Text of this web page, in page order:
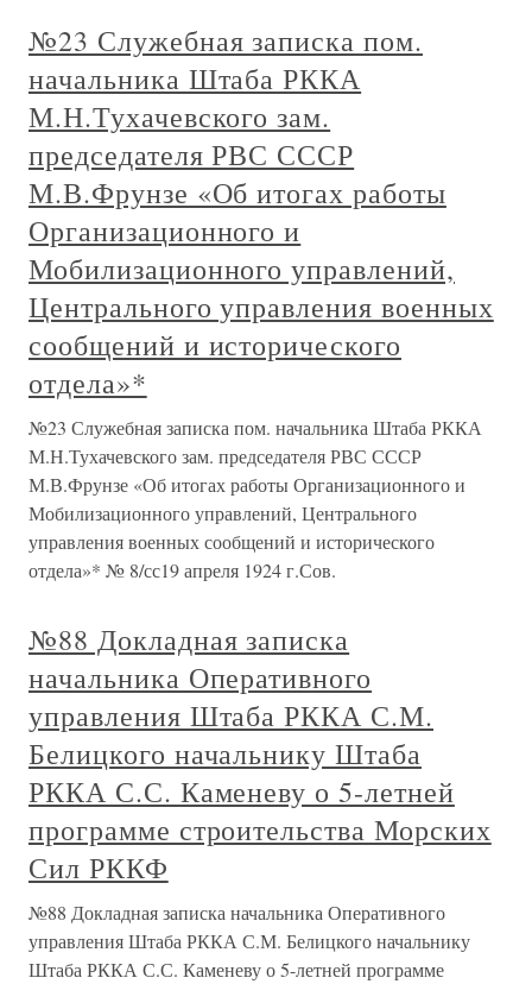
№23 Служебная записка пом.
начальника Штаба РККА
М.Н.Тухачевского зам.
председателя РВС СССР
М.В.Фрунзе «Об итогах работы
Организационного и
Мобилизационного управлений,
Центрального управления военных
сообщений и исторического
отдела»*
№23 Служебная записка пом. начальника Штаба РККА
М.Н.Тухачевского зам. председателя РВС СССР
М.В.Фрунзе «Об итогах работы Организационного и
Мобилизационного управлений, Центрального
управления военных сообщений и исторического
отдела»* № 8/сс19 апреля 1924 г.Сов.
№88 Докладная записка
начальника Оперативного
управления Штаба РККА С.М.
Белицкого начальнику Штаба
РККА С.С. Каменеву о 5-летней
программе строительства Морских
Сил РККФ
№88 Докладная записка начальника Оперативного
управления Штаба РККА С.М. Белицкого начальнику
Штаба РККА С.С. Каменеву о 5-летней программе